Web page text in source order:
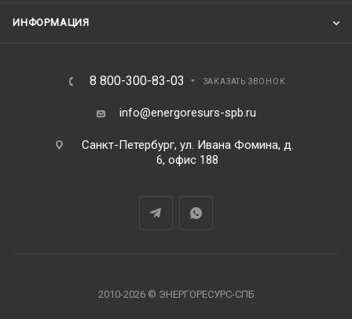
ИНФОРМАЦИЯ
8 800-300-83-03 ЗАКАЗАТЬ ЗВОНОК
info@energoresurs-spb.ru
Санкт-Петербург, ул. Ивана Фомина, д.
6, офис 188
2010-2026 © ЭНЕРГОРЕСУРС-СПБ